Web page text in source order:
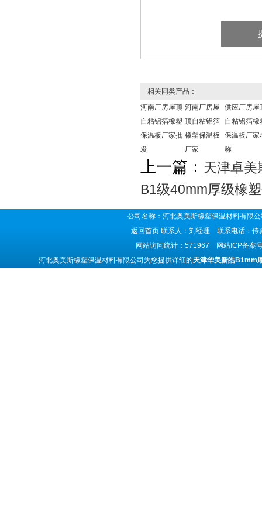
相关同类产品：
河南厂房屋顶
自粘铝箔橡塑
保温板厂家批
发
河南厂房屋
顶自粘铝箔
橡塑保温板
厂家
供应厂房屋
自粘铝箔橡
保温板厂家
称
上一篇： 天津卓美
B1级40mm厚级橡
公司名称：河北奥美斯橡塑保温材料有
返回首页 联系人：刘经理 联系电话：
网站访问统计：571967 网站ICP备案
河北奥美斯橡塑保温材料有限公司为您提供详细的天津华美新皓B1mm